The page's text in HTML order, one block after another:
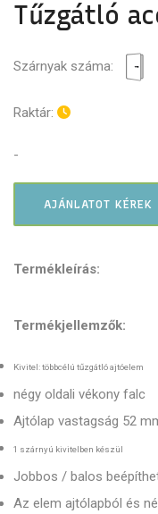
Tűzgátló
Szárnyak száma:
Raktár:
-
AJÁNLATOT KÉREK
Termékleírás:
Termékjellemzők:
Kivitel: többcélú tűzgátló ajtóelem
négy oldali vékony falc
Ajtólap vastagság 52
1 szárnyú kivitelben készül
Jobbos / balos
Az elem ajtólapból és